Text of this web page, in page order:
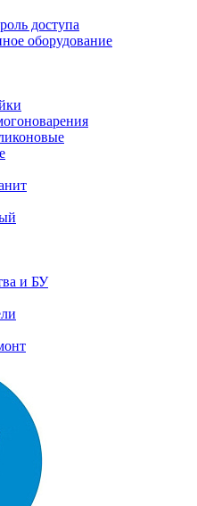
доступа
оборудование
и БУ